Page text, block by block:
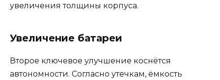
увеличения толщины корпуса.
Увеличение батареи
Второе ключевое улучшение коснётся
автономности. Согласно утечкам, ёмкость